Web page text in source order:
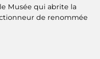
Musée qui abrite la
de renommée